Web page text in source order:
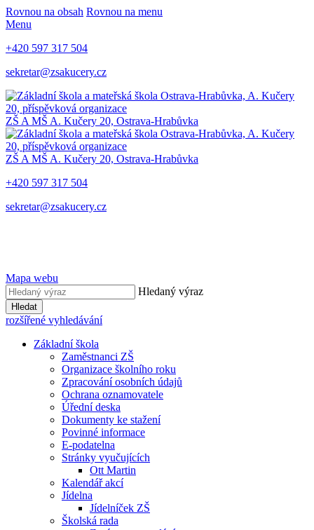
Rovnou na obsah Rovnou na menu
Menu
+420 597 317 504
sekretar@zsakucery.cz
ZŠ A MŠ A. Kučery 20, Ostrava-Hrabůvka
ZŠ A MŠ A. Kučery 20, Ostrava-Hrabůvka
+420 597 317 504
sekretar@zsakucery.cz
Mapa webu
Hledaný výraz
Hledat
rozšířené vyhledávání
Základní škola
Zaměstnanci ZŠ
Organizace školního roku
Zpracování osobních údajů
Ochrana oznamovatele
Úřední deska
Dokumenty ke stažení
Povinné informace
E-podatelna
Stránky vyučujících
Ott Martin
Kalendář akcí
Jídelna
Jídelníček ZŠ
Školská rada